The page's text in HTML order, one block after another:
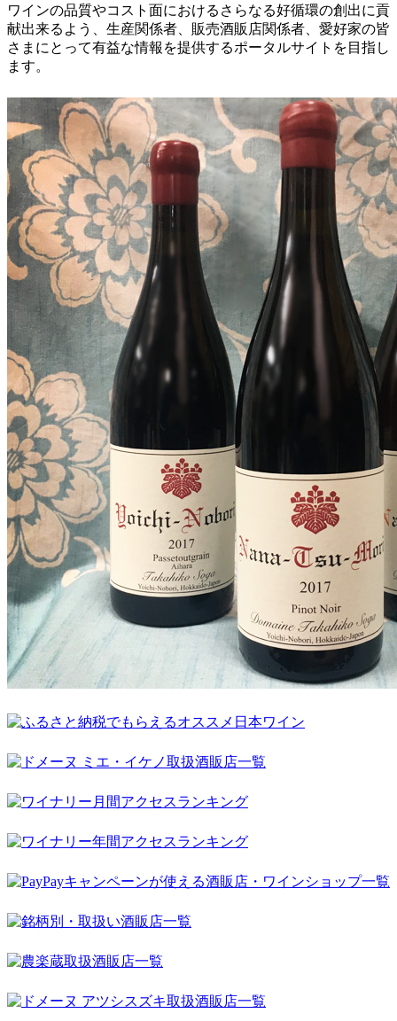
ワインの品質やコスト面におけるさらなる好循環の創出に貢
献出来るよう、生産関係者、販売酒販店関係者、愛好家の皆
さまにとって有益な情報を提供するポータルサイトを目指し
ます。